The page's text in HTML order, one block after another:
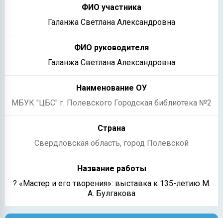
Галанжа Светлана Александровна
Галанжа Светлана Александровна
МБУК "ЦБС" г. Полевского Городская библиотека №2
Свердловская область, город Полевской
? «Мастер и его творения»: выставка к 135-летию М.
А. Булгакова